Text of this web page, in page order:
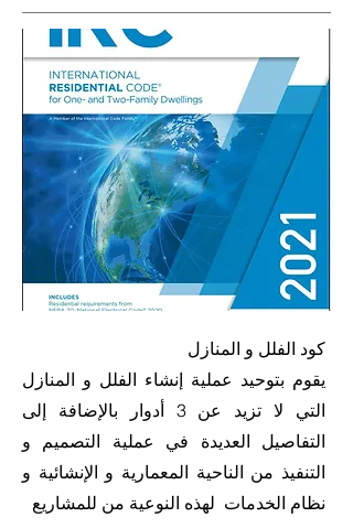
كود الفلل و المنازل
يقوم بتوحيد عملية إنشاء الفلل و المنازل
التي لا تزيد عن 3 أدوار بالإضافة إلى
التفاصيل العديدة في عملية التصميم و
التنفيذ من الناحية المعمارية و الإنشائية و
نظام الخدمات لهذه النوعية من للمشاريع